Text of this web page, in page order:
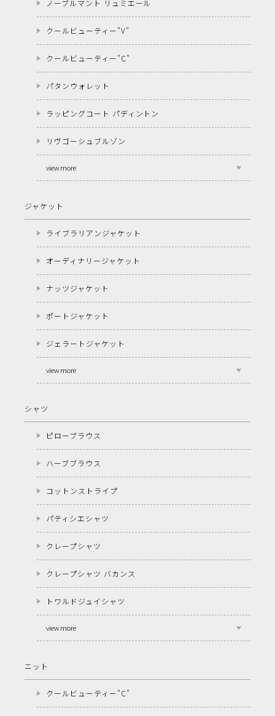
ノーブルマント リュミエール
クールビューティー"V"
クールビューティー"C"
パタンウォレット
ラッピングコート パディントン
リヴゴーシュブルゾン
view more
ジャケット
ライブラリアンジャケット
オーディナリージャケット
ナッツジャケット
ポートジャケット
ジェラートジャケット
view more
シャツ
ピローブラウス
ハーブブラウス
コットンストライプ
パティシエシャツ
クレープシャツ
クレープシャツ バカンス
トワルドジュイシャツ
view more
ニット
クールビューティー"C"